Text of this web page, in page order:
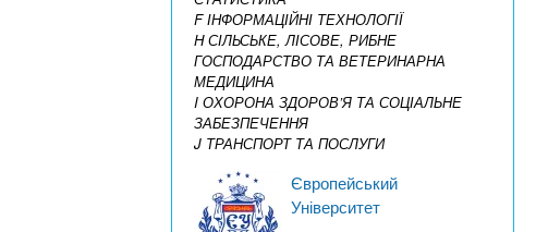
F ІНФОРМАЦІЙНІ ТЕХНОЛОГІЇ
H СІЛЬСЬКЕ, ЛІСОВЕ, РИБНЕ
ГОСПОДАРСТВО ТА ВЕТЕРИНАРНА
МЕДИЦИНА
I ОХОРОНА ЗДОРОВ’Я ТА СОЦІАЛЬНЕ
ЗАБЕЗПЕЧЕННЯ
J ТРАНСПОРТ ТА ПОСЛУГИ
Європейський
Університет